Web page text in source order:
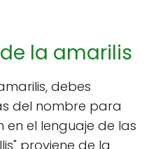
la amarilis
debes
del nombre para
el lenguaje de las
proviene de la